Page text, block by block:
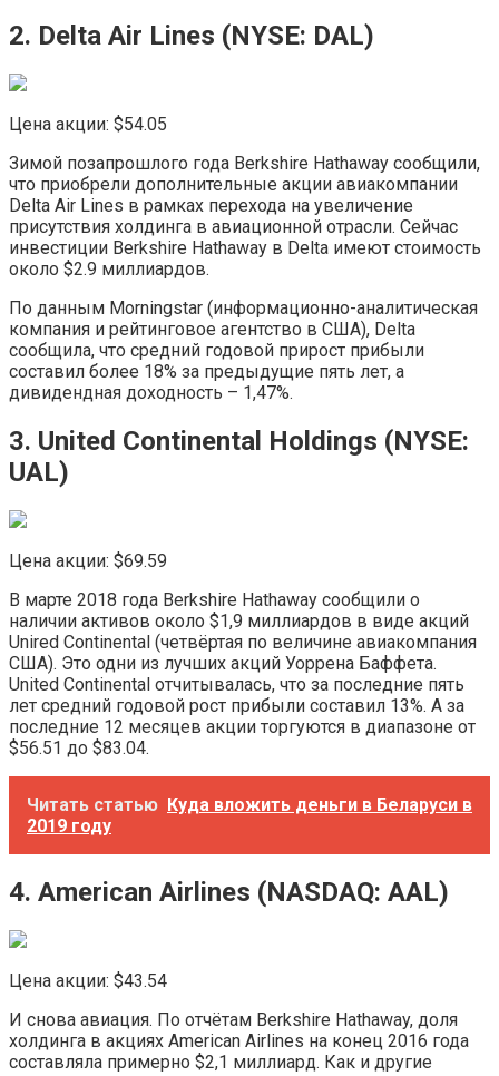
2. Delta Air Lines (NYSE:​ DAL)
Цена акции: $54.05
Зимой позапрошлого года Berkshire Hathaway сообщили,
что приобрели дополнительные акции авиакомпании
Delta Air Lines в рамках перехода на увеличение
присутствия холдинга в авиационной отрасли. Cейчас
инвестиции Berkshire Hathaway в Delta имеют стоимость
около $2.9 миллиардов.
По данным Morningstar (информационно-аналитическая
компания и рейтинговое агентство в США), Delta
сообщила, что средний годовой прирост прибыли
составил более 18% за предыдущие пять лет, а
дивидендная доходность – 1,47%.
3. United Continental Holdings (NYSE:​
UAL)
Цена акции: $69.59
В марте 2018 года Berkshire Hathaway сообщили о
наличии активов около $1,9 миллиардов в виде акций
Unired Continental (четвёртая по величине авиакомпания
США). Это одни из лучших акций Уоррена Баффета.
United Continental отчитывалась, что за последние пять
лет средний годовой рост прибыли составил 13%. А за
последние 12 месяцев акции торгуются в диапазоне от
$56.51 до $83.04.
Читать статью Куда вложить деньги в Беларуси в
2019 году
4. American Airlines (NASDAQ:​ AAL)
Цена акции: $43.54
И снова авиация. По отчётам Berkshire Hathaway, доля
холдинга в акциях American Airlines на конец 2016 года
составляла примерно $2,1 миллиард. Как и другие